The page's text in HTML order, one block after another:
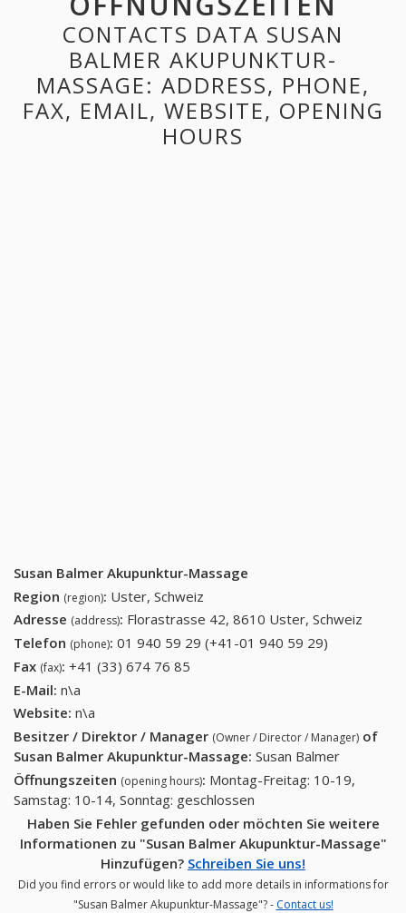
CONTACTS DATA SUSAN
BALMER AKUPUNKTUR-
MASSAGE: ADDRESS, PHONE,
FAX, EMAIL, WEBSITE, OPENING
HOURS
Susan Balmer Akupunktur-Massage
Region (region): Uster, Schweiz
Adresse (address): Florastrasse 42, 8610 Uster, Schweiz
Telefon (phone): 01 940 59 29 (+41-01 940 59 29)
Fax (fax): +41 (33) 674 76 85
E-Mail: n\a
Website: n\a
Besitzer / Direktor / Manager (Owner / Director / Manager) of
Susan Balmer Akupunktur-Massage: Susan Balmer
Öffnungszeiten (opening hours): Montag-Freitag: 10-19,
Samstag: 10-14, Sonntag: geschlossen
Haben Sie Fehler gefunden oder möchten Sie weitere
Informationen zu "Susan Balmer Akupunktur-Massage"
Hinzufügen? Schreiben Sie uns!
Did you find errors or would like to add more details in informations for
"Susan Balmer Akupunktur-Massage"? - Contact us!